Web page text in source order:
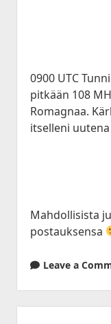
0900 UTC
pitkään 108
Romagnaa.
itselleni uutena
Mahdollisista
postauksensa
Leave a